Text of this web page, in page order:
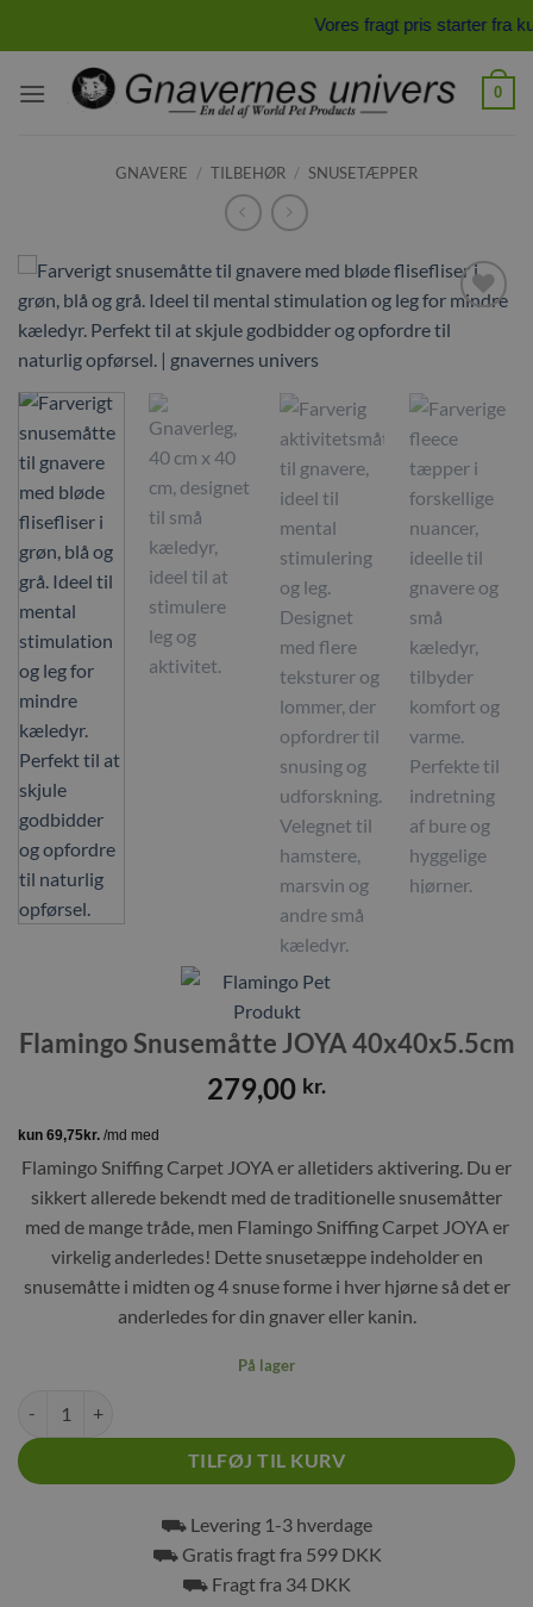
Vores fragt pris starter fra
0
GNAVERE / TILBEHØR / SNUSETÆPPER
Tilføj til
Flamingo Snusemåtte JOYA 40x40x5.5cm
279,00 kr.
Flamingo Sniffing Carpet JOYA er alletiders aktivering. Du er
sikkert allerede bekendt med de traditionelle snusemåtter
med de mange tråde, men Flamingo Sniffing Carpet JOYA er
virkelig anderledes! Dette snusetæppe indeholder en
snusemåtte i midten og 4 snuse forme i hver hjørne så det er
anderledes for din gnaver eller kanin.
På lager
TILFØJ TIL KURV
⛟ Levering 1-3 hverdage
⛟ Gratis fragt fra 599 DKK
⛟ Fragt fra 34 DKK